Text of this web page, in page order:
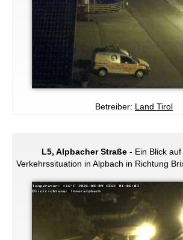
Betreiber: Land Tirol
L5, Alpbacher Straße- Ein Blick auf
Verkehrssituation in Alpbach in Richtung